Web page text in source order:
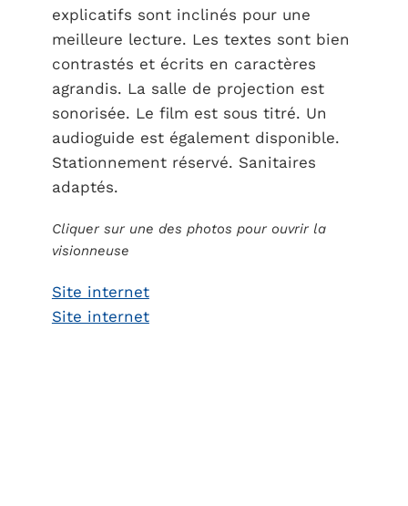
explicatifs sont inclinés pour une
meilleure lecture. Les textes sont bien
contrastés et écrits en caractères
agrandis. La salle de projection est
sonorisée. Le film est sous titré. Un
audioguide est également disponible.
Stationnement réservé. Sanitaires
adaptés.
Cliquer sur une des photos pour ouvrir la
visionneuse
Site internet
Site internet